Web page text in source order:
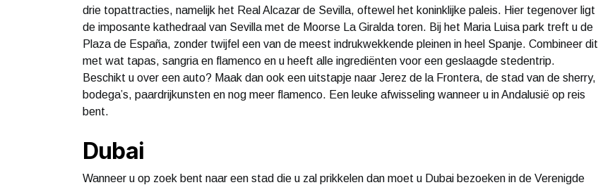
drie topattracties, namelijk het Real Alcazar de Sevilla, oftewel het koninklijke paleis. Hier tegenover ligt
de imposante kathedraal van Sevilla met de Moorse La Giralda toren. Bij het Maria Luisa park treft u de
Plaza de España, zonder twijfel een van de meest indrukwekkende pleinen in heel Spanje. Combineer dit
met wat tapas, sangria en flamenco en u heeft alle ingrediënten voor een geslaagde stedentrip.
Beschikt u over een auto? Maak dan ook een uitstapje naar Jerez de la Frontera, de stad van de sherry,
bodega’s, paardrijkunsten en nog meer flamenco. Een leuke afwisseling wanneer u in Andalusië op reis
bent.
Dubai
Wanneer u op zoek bent naar een stad die u zal prikkelen dan moet u Dubai bezoeken in de Verenigde